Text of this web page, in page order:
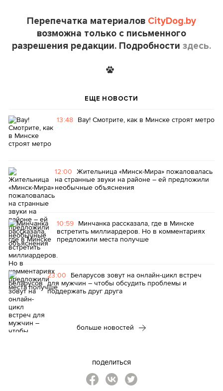
Перепечатка материалов CityDog.by
возможна только с письменного
разрешения редакции. Подробности здесь.
ЕЩЕ НОВОСТИ
13:48 Вау! Смотрите, как в Минске строят метро
12:00 Жительница «Минск-Мира» пожаловалась
на странные звуки на районе – ей предложили
необычные объяснения
10:59 Минчанка рассказала, где в Минске
встретить миллиардеров. Но в комментариях
предложили места получше
23:00 Беларусов зовут на онлайн-цикл встреч
для мужчин – чтобы обсудить проблемы и
поддержать друг друга
больше новостей
поделиться